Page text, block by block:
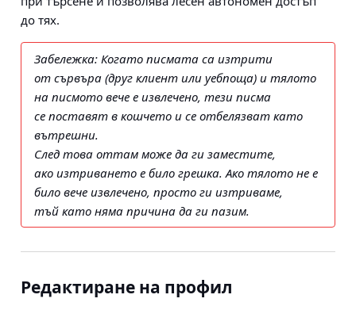
до тях.
Забележка: Когато писмата са изтрити
от сървъра (друг клиент или уебпоща) и тялото
на писмото вече е извлечено, тези писма
се поставят в кошчето и се отбелязват като
вътрешни.
След това оттам може да ги заместите,
ако изтриването е било грешка. Ако тялото не е
било вече извлечено, просто ги изтриваме,
тъй като няма причина да ги пазим.
Редактиране на профил